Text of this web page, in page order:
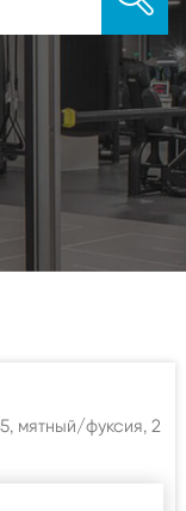
мятный/фуксия, 2